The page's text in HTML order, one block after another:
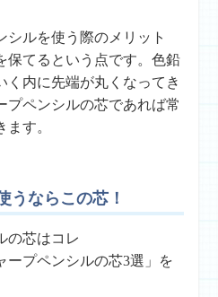
シルを使う際のメリット
保てるという点です。色鉛
く内に先端が丸くなってき
プペンシルの芯であれば常
す。
うならこの芯！
の芯はコレ
ープペンシルの芯3選」を